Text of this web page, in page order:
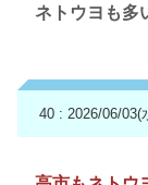
ネトウヨも多
40 : 2026/06/03(